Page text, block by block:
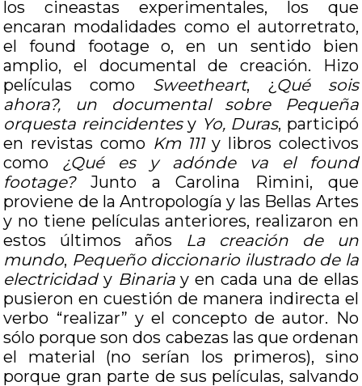
los cineastas experimentales, los que
encaran modalidades como el autorretrato,
el found footage o, en un sentido bien
amplio, el documental de creación. Hizo
películas como Sweetheart, ¿ Qué sois
ahora?, un documental sobre Pequeña
orquesta reincidentesy Yo, Duras, participó
en revistas como Km 111y libros colectivos
como ¿Qué es y adónde va el found
footage?Junto a Carolina Rimini, que
proviene de la Antropología y las Bellas Artes
y no tiene películas anteriores, realizaron en
estos últimos años La creación de un
mundo, Pequeño diccionario ilustrado de la
electricidady Binariay en cada una de ellas
pusieron en cuestión de manera indirecta el
verbo “realizar” y el concepto de autor. No
sólo porque son dos cabezas las que ordenan
el material (no serían los primeros), sino
porque gran parte de sus películas, salvando